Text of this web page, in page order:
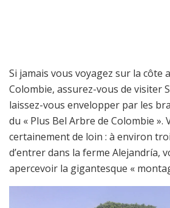
Si jamais vous voyagez sur la côte
Colombie, assurez-vous de visiter
laissez-vous envelopper par les
du « Plus Bel Arbre de Colombie ».
certainement de loin : à environ
d’entrer dans la ferme Alejandría,
apercevoir la gigantesque «